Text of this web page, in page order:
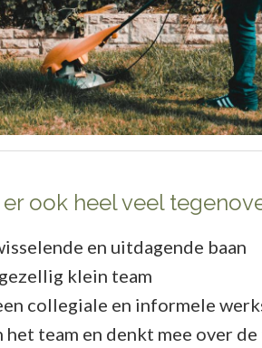
ook heel veel
en uitdagende baan
klein team
collegiale en informele
het team en denkt mee over